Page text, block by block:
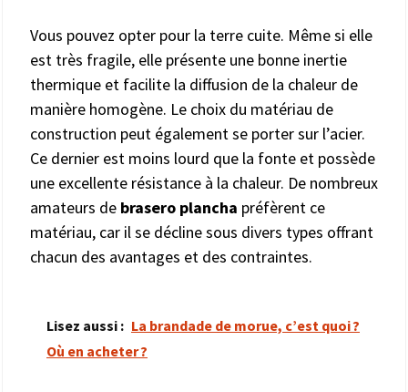
Vous pouvez opter pour la terre cuite. Même si elle
est très fragile, elle présente une bonne inertie
thermique et facilite la diffusion de la chaleur de
manière homogène. Le choix du matériau de
construction peut également se porter sur l’acier.
Ce dernier est moins lourd que la fonte et possède
une excellente résistance à la chaleur. De nombreux
amateurs de brasero plancha préfèrent ce
matériau, car il se décline sous divers types offrant
chacun des avantages et des contraintes.
Lisez aussi : La brandade de morue, c’est quoi ?
Où en acheter ?